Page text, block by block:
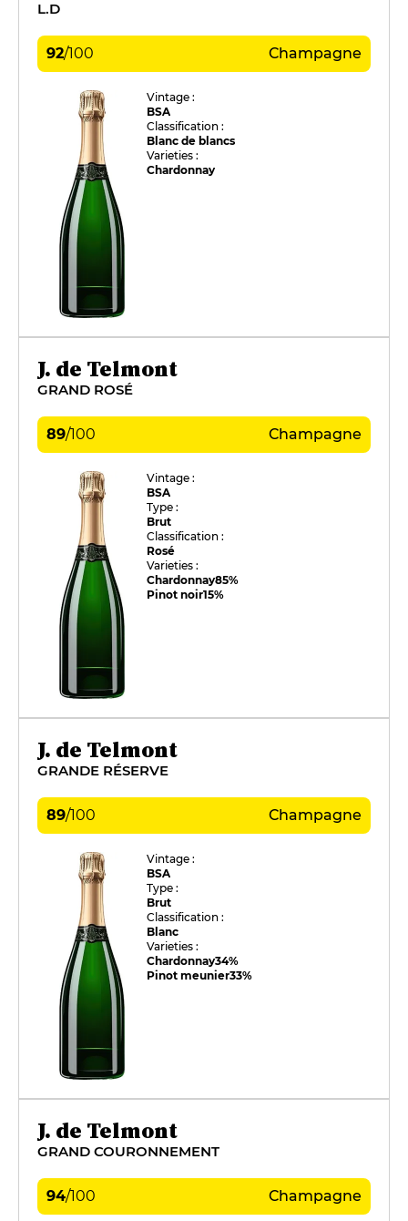
L.D
92/100 Champagne
Vintage :
BSA
Classification :
Blanc de blancs
Varieties :
Chardonnay
J. de Telmont
GRAND ROSÉ
89/100 Champagne
Vintage :
BSA
Type :
Brut
Classification :
Rosé
Varieties :
Chardonnay85%
Pinot noir15%
J. de Telmont
GRANDE RÉSERVE
89/100 Champagne
Vintage :
BSA
Type :
Brut
Classification :
Blanc
Varieties :
Chardonnay34%
Pinot meunier33%
J. de Telmont
GRAND COURONNEMENT
94/100 Champagne